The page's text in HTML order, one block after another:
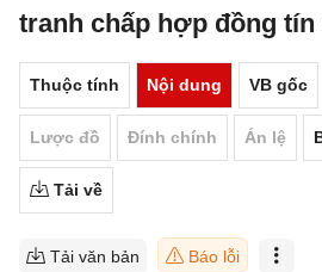
tranh chấp hợp đồng tín
Thuộc tính Nội dung VB gốc
Lược đồ Đính chính Án lệ
Tải về
Tải văn bản Báo lỗi